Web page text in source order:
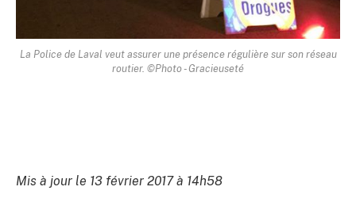
La Police de Laval veut assurer une présence régulière sur son réseau
routier. ©Photo - Gracieuseté
Mis à jour le 13 février 2017 à 14h58